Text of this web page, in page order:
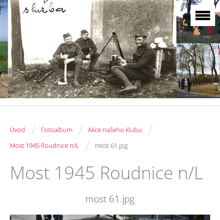
Úvod / Fotoalbum / Akce našeho klubu /
Most 1945 Roudnice n/L / most 61.jpg
Most 1945 Roudnice n/L
most 61.jpg